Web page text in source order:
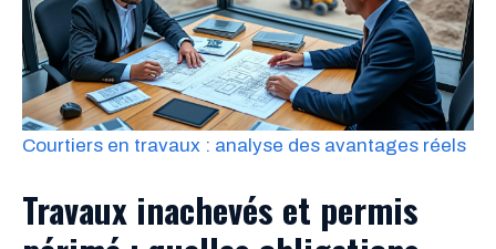
Courtiers en travaux : analyse des avantages réels
Travaux inachevés et permis